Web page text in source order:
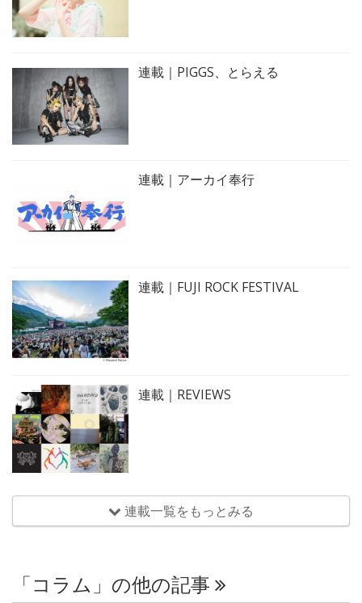
連載｜PIGGS、とらえる
連載｜アーカイ奉行
連載｜FUJI ROCK FESTIVAL
連載｜REVIEWS
連載一覧をもっとみる
「コラム」の他の記事